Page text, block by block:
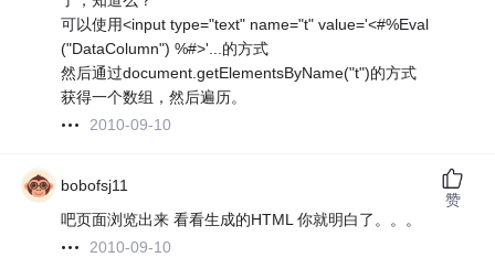
可以使用<input type="text" name="t" value='<#%Eval
("DataColumn") %#>'...的方式
然后通过document.getElementsByName("t")的方式
获得一个数组，然后遍历。
2010-09-10
bobofsj11
吧页面浏览出来 看看生成的HTML 你就明白了。。。
2010-09-10
赞